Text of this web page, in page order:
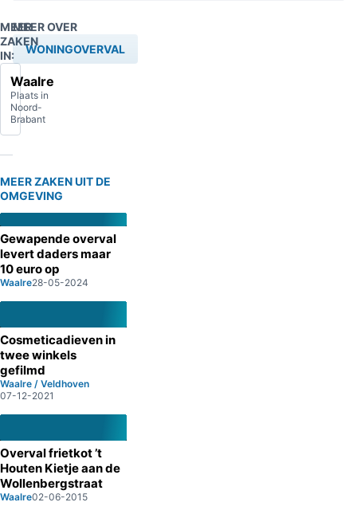
MEER
ZAKEN
IN:
Waalre
Plaats in
Noord-
Brabant
MEER OVER
WONINGOVERVAL
MEER ZAKEN UIT DE
OMGEVING
Gewapende overval
levert daders maar
10 euro op
Waalre28-05-2024
Cosmeticadieven in
twee winkels
gefilmd
Waalre / Veldhoven
07-12-2021
Overval frietkot ’t
Houten Kietje aan de
Wollenbergstraat
Waalre02-06-2015